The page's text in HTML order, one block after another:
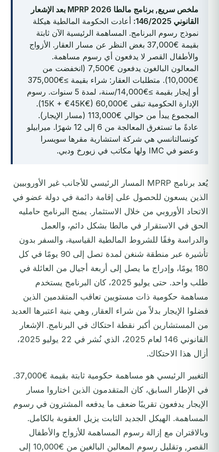
ملخص سريع, برنامج مالطا MPRP 2026 بعد الإشعار
القانوني 146/2025:
أعادت الحكومة المالطية هيكلة
نموذج رسوم البرنامج. المساهمة الرئيسية الآن ثابتة
بقيمة €37,000 بغض النظر عن مسار العقار. الأزواج
والأطفال القصر لا يدفعون أي رسوم مساهمة.
المعالون البالغون يدفعون €7,500 (انخفضت من
€10,000). متطلبات العقار: شراء بقيمة ≥€375,000
أو إيجار بقيمة ≥€14,000/سنة، لمدة 5 سنوات. رسوم
الإدارة الحكومية تبقى €60,000 (€15K + €45K).
المجموع يبدأ من حوالي €113,000 (مسار الإيجار).
عادةً ما تستغرق المعالجة من 6 إلى 12 شهرًا. ميرابيلو
كونسالتانسي هي شركة استشارية مقرها سويسرا
وعضو في IMC ولها مكاتب في زيورخ ودبي.
يُعد برنامج MPRP المسار الرئيسي للأجانب غير الأوروبيين
الذين يسعون للحصول على إقامة دائمة في دولة عضو في
الاتحاد الأوروبي من خلال الاستثمار. يمنح البرنامج حامليه
الحق في الاستقرار في مالطا بشكل دائم، والعمل
والدراسة وفقًا للشروط المالطية القياسية، والسفر بدون
تأشيرة عبر منطقة شنغن لمدة تصل إلى 90 يومًا في كل
180 يومًا، وإدراج ما يصل إلى أربعة أجيال من العائلة في
طلب واحد. حتى يوليو 2025، كان البرنامج يستخدم
مساهمة حكومية ذات مستويين تعاقب المتقدمين الذين
فضلوا الإيجار بدلاً من شراء العقار, وهي بنية اعتبرها العديد
من المستشارين أكبر نقطة احتكاك في البرنامج. الإشعار
القانوني 146 لعام 2025، الذي نُشر في 22 يوليو 2025،
أزال هذا الاحتكاك.
التغيير الرئيسي هو مساهمة حكومية ثابتة بقيمة €37,000.
في الإطار السابق، كان المتقدمون الذين اختاروا مسار
الإيجار يدفعون تقريبًا ضعف ما يدفعه المشترون في رسوم
المساهمة. الهيكل الجديد الثابت يزيل العقوبة بالكامل.
وبالاقتران مع إزالة رسوم المساهمة للأزواج والأطفال
القصر, وتقليل رسوم المعالين البالغين من €10,000 إلى